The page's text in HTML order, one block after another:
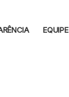
EQUIPE